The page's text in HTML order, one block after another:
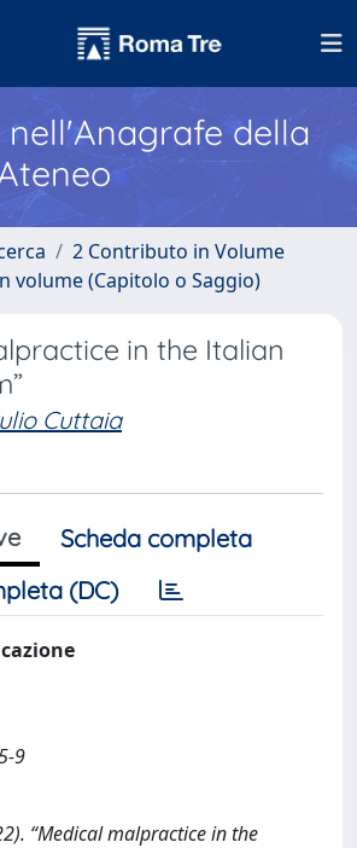
nell'Anagrafe della
2 Contributo in Volume
volume (Capitolo o Saggio)
in the Italian
Cuttaia
Scheda completa
(DC)
9
“Medical malpractice in the